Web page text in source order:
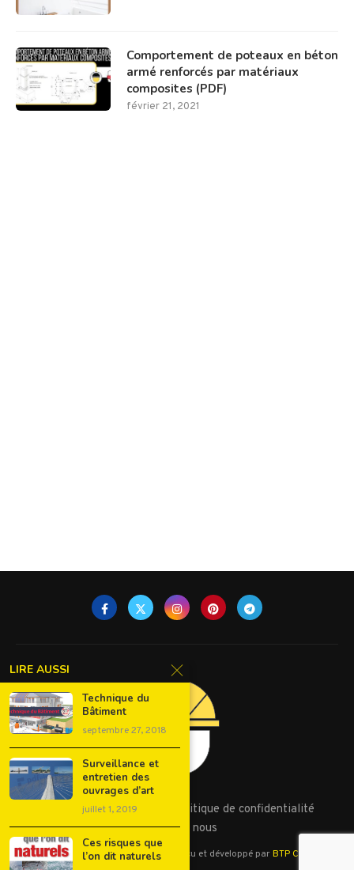
Comportement de poteaux en béton
armé renforcés par matériaux
composites (PDF)
février 21, 2021
Conditions d’utilisation
Politique de confidentialité
Contactez nous
©2023 - Tous droits réservés. Conçu et développé parBTP Cours
LIRE AUSSI
Technique du
Bâtiment
septembre 27, 2018
Surveillance et
entretien des
ouvrages d’art
juillet 1, 2019
Ces risques que
l’on dit naturels